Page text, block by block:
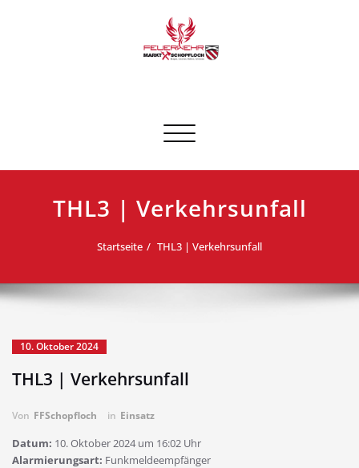
Schalte Navigation
THL3 | Verkehrsunfall
Startseite THL3 | Verkehrsunfall
10. Oktober 2024
THL3 | Verkehrsunfall
Von FFSchopfloch in Einsatz
Datum: 10. Oktober 2024 um 16:02 Uhr
Alarmierungsart: Funkmeldeempfänger